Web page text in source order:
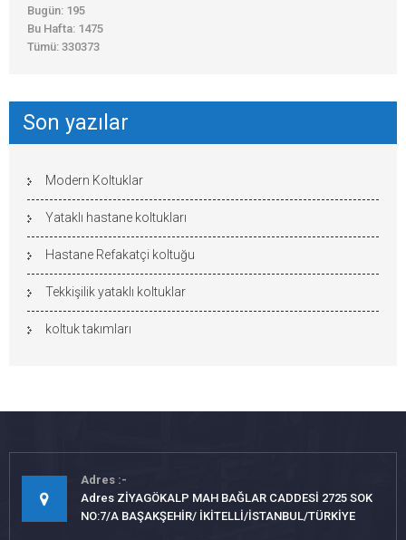
Bugün: 195
Bu Hafta: 1475
Tümü: 330373
Son yazılar
Modern Koltuklar
Yataklı hastane koltukları
Hastane Refakatçi koltuğu
Tekkişilik yataklı koltuklar
koltuk takımları
Adres
Adres ZİYAGÖKALP MAH BAĞLAR CADDESİ 2725 SOK
NO:7/A BAŞAKŞEHİR/ İKİTELLİ/İSTANBUL/TÜRKİYE